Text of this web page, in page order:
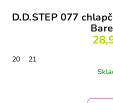
D.D.STEP 077
20
21